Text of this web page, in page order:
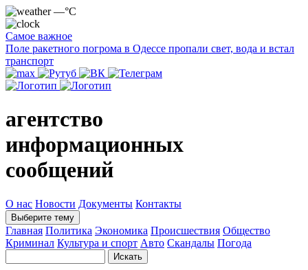
—°C
Самое важное
Поле ракетного погрома в Одессе пропали свет, вода и встал
транспорт
агентство
информационных
сообщений
О нас Новости Документы Контакты
Выберите тему
Главная Политика Экономика Происшествия Общество
Криминал Культура и спорт Авто Скандалы Погода